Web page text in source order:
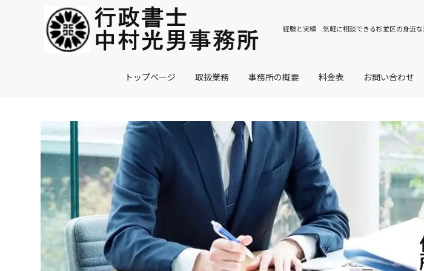
トップページ 取扱業務 事務所の概要 料金表 お問い合わせ